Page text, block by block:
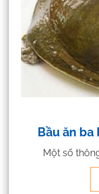
Bầu ăn ba
Một số